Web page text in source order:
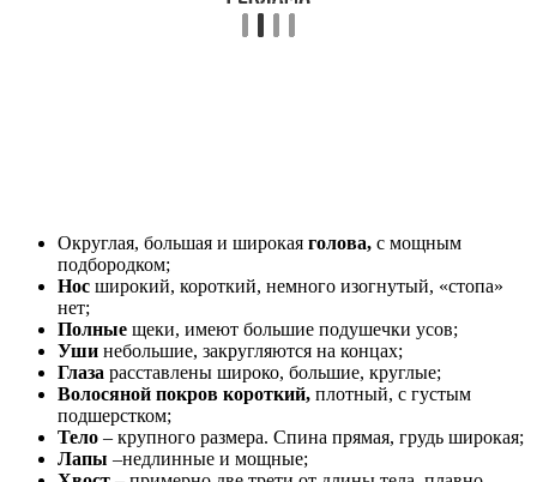
Округлая, большая и широкая голова, с мощным
подбородком;
Нос широкий, короткий, немного изогнутый, «стопа»
нет;
Полные щеки, имеют большие подушечки усов;
Уши небольшие, закругляются на концах;
Глаза расставлены широко, большие, круглые;
Волосяной покров короткий, плотный, с густым
подшерстком;
Тело – крупного размера. Спина прямая, грудь широкая;
Лапы –недлинные и мощные;